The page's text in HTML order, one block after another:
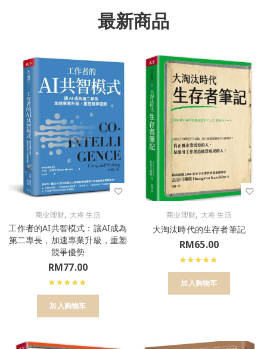
最新商品
商业理财, 大将·生活
工作者的AI共智模式：讓AI成為
第二專長，加速專業升級，重塑
競爭優勢
RM77.00
加入购物车
商业理财, 大将·生活
大淘汰時代的生存者筆記
RM65.00
加入购物车